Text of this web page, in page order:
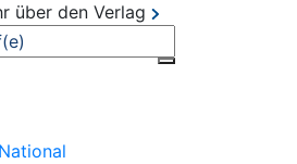
über den Verlag